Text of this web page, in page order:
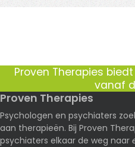
Proven Therapies
vanaf
Proven Therapies
Psychologen en psychiaters
aan therapieën. Bij Proven
psychiaters elkaar de weg naar